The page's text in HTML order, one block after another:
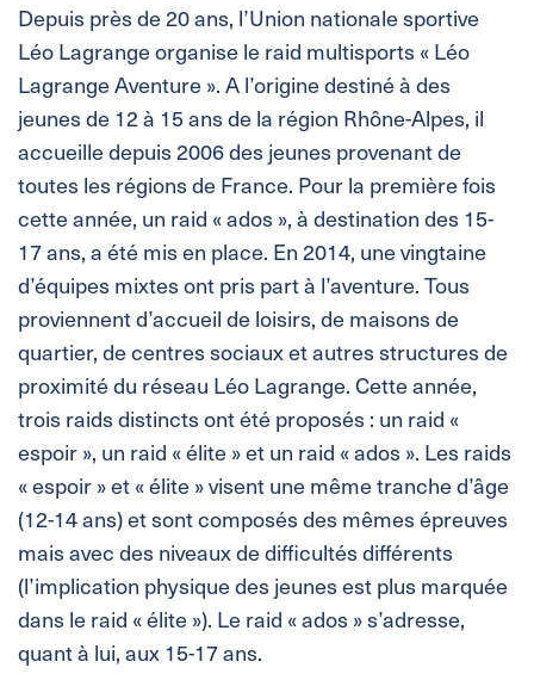
Depuis près de 20 ans, l’Union nationale sportive
Léo Lagrange organise le raid multisports « Léo
Lagrange Aventure ». A l’origine destiné à des
jeunes de 12 à 15 ans de la région Rhône-Alpes, il
accueille depuis 2006 des jeunes provenant de
toutes les régions de France. Pour la première fois
cette année, un raid « ados », à destination des 15-
17 ans, a été mis en place. En 2014, une vingtaine
d’équipes mixtes ont pris part à l’aventure. Tous
proviennent d’accueil de loisirs, de maisons de
quartier, de centres sociaux et autres structures de
proximité du réseau Léo Lagrange. Cette année,
trois raids distincts ont été proposés : un raid «
espoir », un raid « élite » et un raid « ados ». Les raids
« espoir » et « élite » visent une même tranche d’âge
(12-14 ans) et sont composés des mêmes épreuves
mais avec des niveaux de difficultés différents
(l’implication physique des jeunes est plus marquée
dans le raid « élite »). Le raid « ados » s’adresse,
quant à lui, aux 15-17 ans.